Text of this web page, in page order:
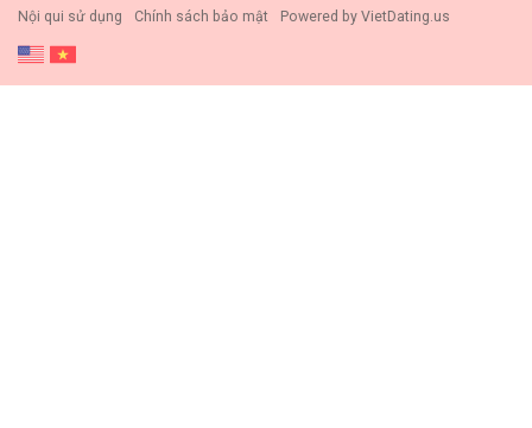
Nội qui sử dụng Chính sách bảo mật Powered by VietDating.us